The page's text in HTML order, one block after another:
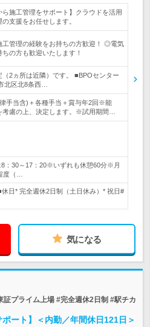
ら施工管理をサポート】クラウドを活用
支援をお任せします。
工管理の経験をお持ちの方歓迎！ ◎電気
の方も歓迎いたします！
2ヵ所は近隣）です。 ■BPOセンター
北区北8条西…
手当含)＋各種手当＋賞与年2回※能
考慮の上、決定します。※試用期間…
8：30～17：20※いずれも休憩60分※月
度（…
日* 完全週休2日制（土日休み）* 祝日#
気になる
証プライム上場 #完全週休2日制 #駅チカ
ート】＜内勤／年間休日121日＞